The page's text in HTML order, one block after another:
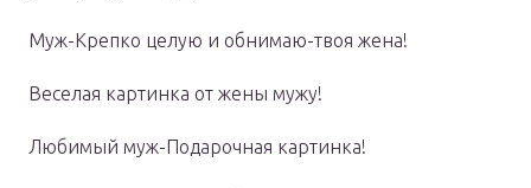
Муж-Крепко целую и обнимаю-твоя жена!
Веселая картинка от жены мужу!
Любимый муж-Подарочная картинка!